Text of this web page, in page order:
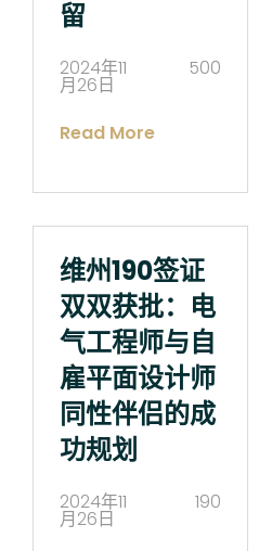
留
2024年11
月26日
500
Read More
维州190签证
双双获批：电
气工程师与自
雇平面设计师
同性伴侣的成
功规划
2024年11
月26日
190